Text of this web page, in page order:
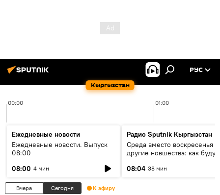
Кыргызстан
РУС
00:00 01:00
Ежедневные новости
Ежедневные новости. Выпуск
08:00
08:00 4 мин
Радио Sputnik Кыргызстан
Среда вместо воскресенья и
другие новшества: как будут
08:04 38 мин
Вчера Сегодня К эфиру